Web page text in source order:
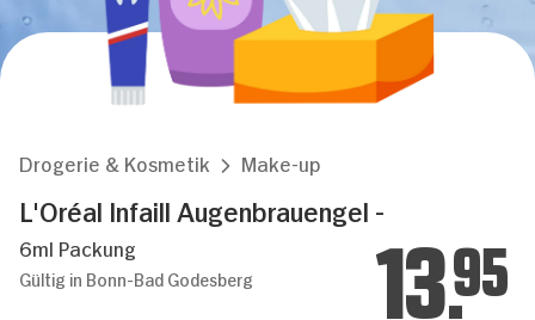
Drogerie & Kosmetik Make-up
L'Oréal Infaill Augenbrauengel -
6ml Packung
Gültig in Bonn-Bad Godesberg 13.95